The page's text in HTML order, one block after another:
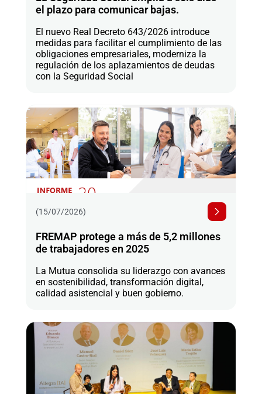
el plazo para comunicar bajas.
El nuevo Real Decreto 643/2026 introduce
medidas para facilitar el cumplimiento de las
obligaciones empresariales, moderniza la
regulación de los aplazamientos de deudas
con la Seguridad Social
(15/07/2026)
FREMAP protege a más de 5,2 millones
de trabajadores en 2025
La Mutua consolida su liderazgo con avances
en sostenibilidad, transformación digital,
calidad asistencial y buen gobierno.